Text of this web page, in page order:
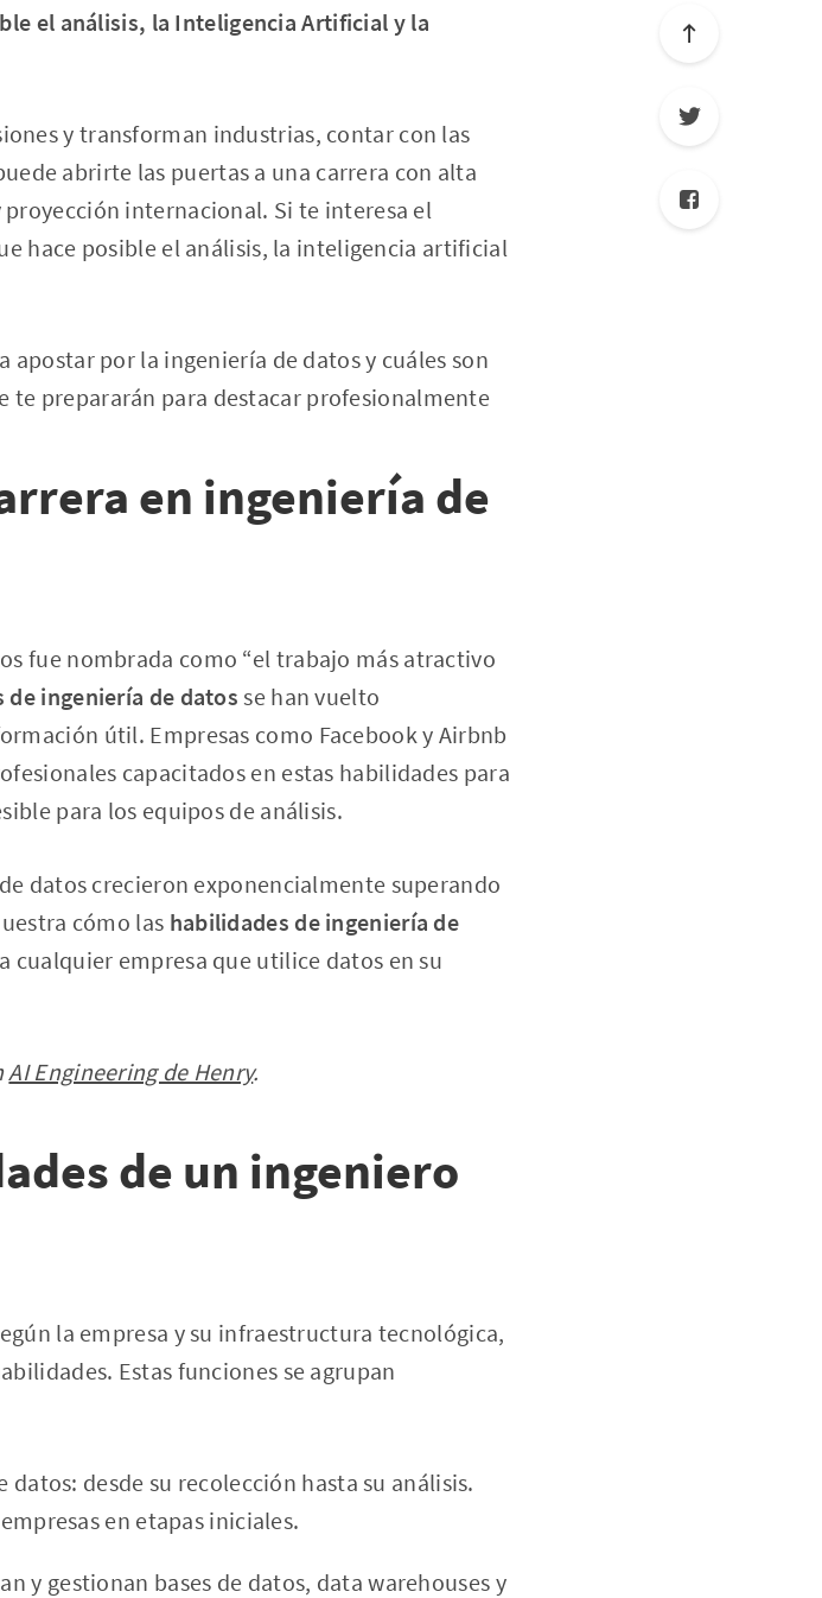
el análisis, la Inteligencia Artificial y la
y transforman industrias, contar con las
abrirte las puertas a una carrera con alta
internacional. Si te interesa el
hace posible el análisis, la inteligencia artificial
apostar por la ingeniería de datos y cuáles son
te prepararán para destacar profesionalmente
en ingeniería de
fue nombrada como “el trabajo más atractivo
de ingeniería de datos se han vuelto
útil. Empresas como Facebook y Airbnb
capacitados en estas habilidades para
para los equipos de análisis.
datos crecieron exponencialmente superando
cómo las habilidades de ingeniería de
cualquier empresa que utilice datos en su
AI Engineering de Henry.
de un ingeniero
la empresa y su infraestructura tecnológica,
Estas funciones se agrupan
desde su recolección hasta su análisis.
en etapas iniciales.
y gestionan bases de datos, data warehouses y